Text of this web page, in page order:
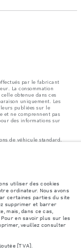
par le fabricant
La consommation
obtenue dans ces
uniquement. Les
publiées sur le
et ne comprennent pas
des informations sur
de véhicule standard.
occupants, des liquides
La pénurie
les spécifications de
et les délais de
et par conséquent, les
ne pas refléter
les
de couleurs.
des
utiliser des cookies
ordinateur. Nous avons
certaines parties du site
supprimer et barrer
mais, dans ce cas,
en savoir plus sur les
veuillez consulter
(TVA).